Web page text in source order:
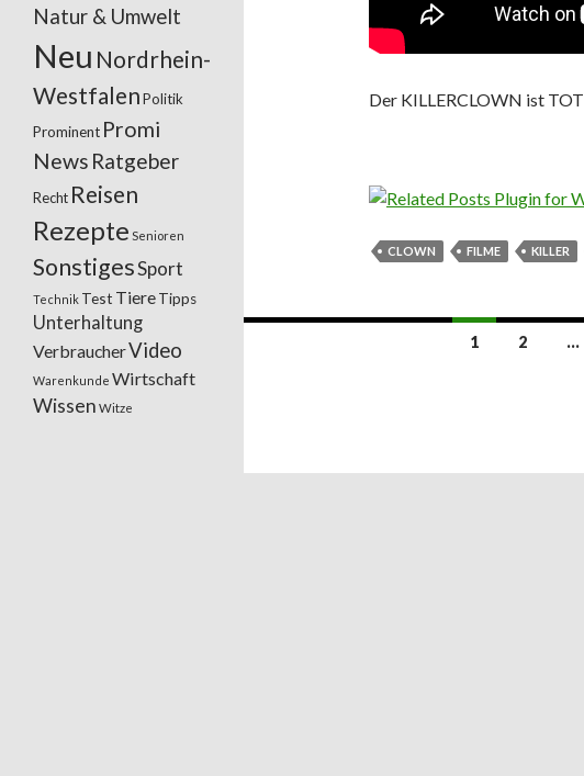
Der KILLERCLOWN ist TOT
CLOWN FILME KILLER
1 2 …
Natur & Umwelt
Neu Nordrhein-
WestfalenPolitik
Prominent Promi
News Ratgeber
Recht Reisen
Rezepte Senioren
SonstigesSport
Technik Test TiereTipps
Unterhaltung
VerbraucherVideo
Warenkunde Wirtschaft
Wissen Witze